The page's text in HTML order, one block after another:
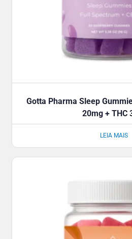
Gotta Pharma Sleep
20mg + THC
LEIA MAIS